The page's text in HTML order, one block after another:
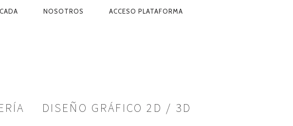
NOSOTROS ACCESO PLATAFORMA
DISEÑO GRÁFICO 2D / 3D